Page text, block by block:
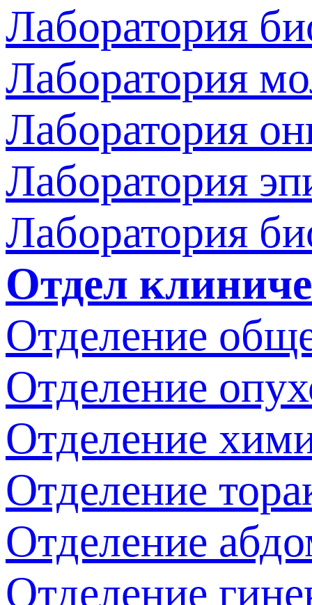
Лаборатория
Лаборатория
Лаборатория
Лаборатория
Лаборатория
Отдел
Отделение
Отделение
Отделение
Отделение
Отделение
Отделение